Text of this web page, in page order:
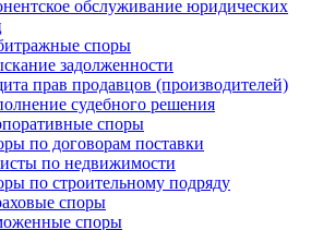
обслуживание юридических
споры
задолженности
прав продавцов (производителей)
судебного решения
споры
по договорам поставки
по недвижимости
по строительному подряду
споры
споры